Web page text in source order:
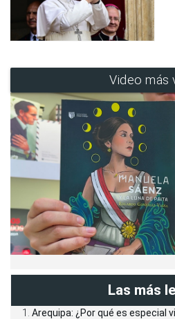
Video más
Las más
Arequipa: ¿Por qué es especial